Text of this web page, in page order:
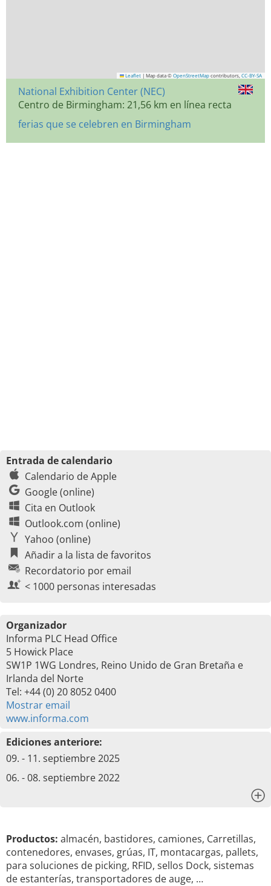
Leaflet | Map data © OpenStreetMap contributors, CC-BY-SA
National Exhibition Center (NEC)
Centro de Birmingham: 21,56 km en línea recta
ferias que se celebren en Birmingham
Entrada de calendario
Calendario de Apple
Google (online)
Cita en Outlook
Outlook.com (online)
Yahoo (online)
Añadir a la lista de favoritos
Recordatorio por email
< 1000 personas interesadas
Organizador
Informa PLC Head Office
5 Howick Place
SW1P 1WG Londres, Reino Unido de Gran Bretaña e
Irlanda del Norte
Tel: +44 (0) 20 8052 0400
Mostrar email
www.informa.com
Ediciones anteriore:
09. - 11. septiembre 2025
06. - 08. septiembre 2022
Productos: almacén, bastidores, camiones, Carretillas,
contenedores, envases, grúas, IT, montacargas, pallets,
para soluciones de picking, RFID, sellos Dock, sistemas
de estanterías, transportadores de auge, …